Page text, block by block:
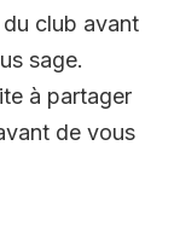
du club avant
sage.
à partager
de vous